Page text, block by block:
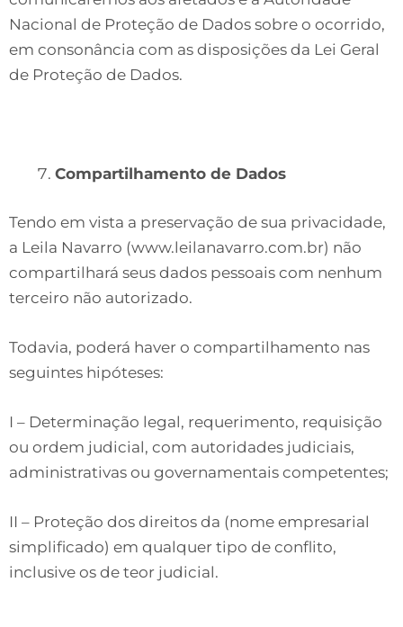
Nacional de Proteção de Dados sobre o ocorrido,
em consonância com as disposições da Lei Geral
de Proteção de Dados.
Compartilhamento de Dados
Tendo em vista a preservação de sua privacidade,
a Leila Navarro (www.leilanavarro.com.br) não
compartilhará seus dados pessoais com nenhum
terceiro não autorizado.
Todavia, poderá haver o compartilhamento nas
seguintes hipóteses:
I – Determinação legal, requerimento, requisição
ou ordem judicial, com autoridades judiciais,
administrativas ou governamentais competentes;
II – Proteção dos direitos da (nome empresarial
simplificado) em qualquer tipo de conflito,
inclusive os de teor judicial.